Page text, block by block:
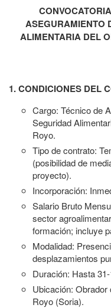
ASEGURAMIENTO
ALIMENTARIA DEL
1. CONDICIONES DEL
Cargo: Técnico de
Seguridad
Royo.
Tipo de contrato:
(posibilidad de
proyecto).
Incorporación:
Salario Bruto
sector
formación; incluye
Modalidad:
desplazamientos
Duración: Hasta
Ubicación:
Royo (Soria).